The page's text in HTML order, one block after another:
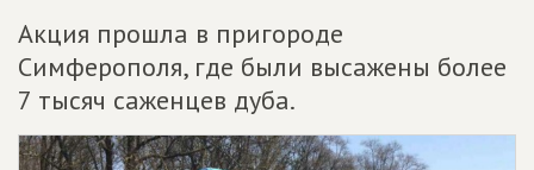
Акция прошла в пригороде
Симферополя, где были высажены более
7 тысяч саженцев дуба.